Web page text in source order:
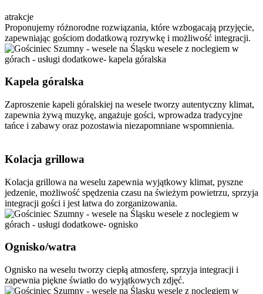
atrakcje
Proponujemy różnorodne rozwiązania, które wzbogacają przyjęcie,
zapewniając gościom dodatkową rozrywkę i możliwość integracji.
Kapela góralska
Zaproszenie kapeli góralskiej na wesele tworzy autentyczny klimat,
zapewnia żywą muzykę, angażuje gości, wprowadza tradycyjne
tańce i zabawy oraz pozostawia niezapomniane wspomnienia.
Kolacja grillowa
Kolacja grillowa na weselu zapewnia wyjątkowy klimat, pyszne
jedzenie, możliwość spędzenia czasu na świeżym powietrzu, sprzyja
integracji gości i jest łatwa do zorganizowania.
Ognisko/watra
Ognisko na weselu tworzy ciepłą atmosferę, sprzyja integracji i
zapewnia piękne światło do wyjątkowych zdjęć.